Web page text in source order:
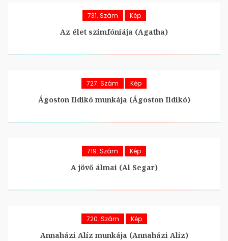
731. Szám Kép
Az élet szimfóniája (Agatha)
727. Szám Kép
Ágoston Ildikó munkája (Ágoston Ildikó)
719. Szám Kép
A jövő álmai (Al Segar)
720. Szám Kép
Annaházi Alíz munkája (Annaházi Aliz)